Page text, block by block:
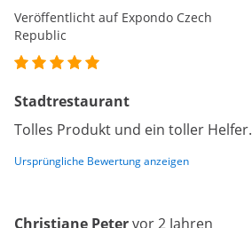
Veröffentlicht auf Expondo Czech
Republic
Stadtrestaurant
Tolles Produkt und ein toller Helfer.
Ursprüngliche Bewertung anzeigen
Christiane Petervor 2 Jahren